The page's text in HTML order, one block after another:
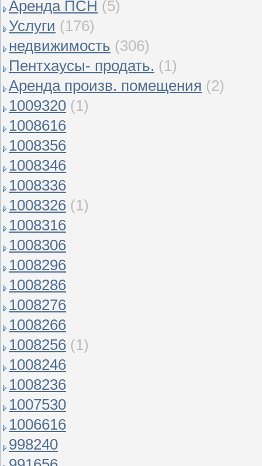
Аренда ПСН (5)
Услуги (176)
недвижимость (306)
Пентхаусы- продать. (1)
Аренда произв. помещения (2)
1009320 (1)
1008616
1008356
1008346
1008336
1008326 (1)
1008316
1008306
1008296
1008286
1008276
1008266
1008256 (1)
1008246
1008236
1007530
1006616
998240